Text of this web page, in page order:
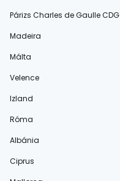
Párizs Charles de Gaulle CDG
Madeira
Málta
Velence
Izland
Róma
Albánia
Ciprus